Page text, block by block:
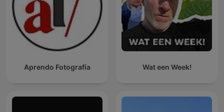
Aprendo Fotografía Wat een Week!